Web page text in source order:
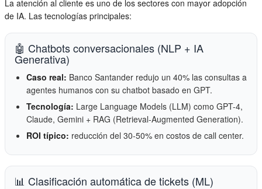
La atención al cliente es uno de los sectores con mayor adopción
de IA. Las tecnologías principales:
🤖 Chatbots conversacionales (NLP + IA
Generativa)
Caso real: Banco Santander redujo un 40% las consultas a
agentes humanos con su chatbot basado en GPT.
Tecnología: Large Language Models (LLM) como GPT-4,
Claude, Gemini + RAG (Retrieval-Augmented Generation).
ROI típico: reducción del 30-50% en costos de call center.
📊 Clasificación automática de tickets (ML)